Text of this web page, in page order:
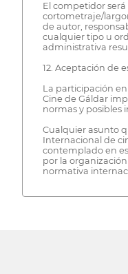
El competidor será
cortometraje/
de autor,
cualquier tipo u
administrativa
12. Aceptación de
La participación
Cine de Gáldar
normas y posibles
Cualquier asunto
Internacional de
contemplado en
por la
normativa